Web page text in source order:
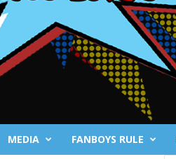
MEDIA FANBOYS RULE